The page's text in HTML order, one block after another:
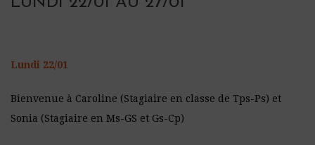
Lundi 22/01
Bienvenue à Caroline (Stagiaire en classe de Tps-Ps) et
Sonia (Stagiaire en Ms-GS et Gs-Cp)